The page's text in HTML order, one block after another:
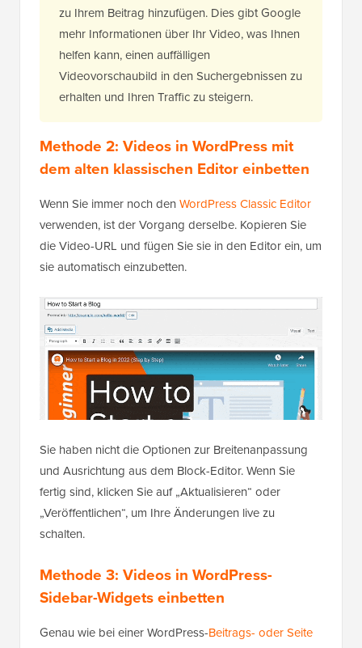
zu Ihrem Beitrag hinzufügen. Dies gibt Google
mehr Informationen über Ihr Video, was Ihnen
helfen kann, einen auffälligen
Videovorschaubild in den Suchergebnissen zu
erhalten und Ihren Traffic zu steigern.
Methode 2: Videos in WordPress mit
dem alten klassischen Editor einbetten
Wenn Sie immer noch den WordPress Classic Editor
verwenden, ist der Vorgang derselbe. Kopieren Sie
die Video-URL und fügen Sie sie in den Editor ein, um
sie automatisch einzubetten.
Sie haben nicht die Optionen zur Breitenanpassung
und Ausrichtung aus dem Block-Editor. Wenn Sie
fertig sind, klicken Sie auf „Aktualisieren“ oder
„Veröffentlichen“, um Ihre Änderungen live zu
schalten.
Methode 3: Videos in WordPress-
Sidebar-Widgets einbetten
Genau wie bei einer WordPress-Beitrags- oder Seite